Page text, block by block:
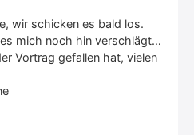
wir schi­cken es bald los.
mich noch hin ver­schlägt…
Vor­trag gefal­len hat, vie­len